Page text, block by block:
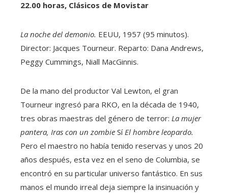
22.00 horas, Clásicos de Movistar
La noche del demonio. EEUU, 1957 (95 minutos).
Director: Jacques Tourneur. Reparto: Dana Andrews,
Peggy Cummings, Niall MacGinnis.
De la mano del productor Val Lewton, el gran
Tourneur ingresó para RKO, en la década de 1940,
tres obras maestras del género de terror: La mujer
pantera, Iras con un zombie SíEl hombre leopardo.
Pero el maestro no había tenido reservas y unos 20
años después, esta vez en el seno de Columbia, se
encontró en su particular universo fantástico. En sus
manos el mundo irreal deja siempre la insinuación y